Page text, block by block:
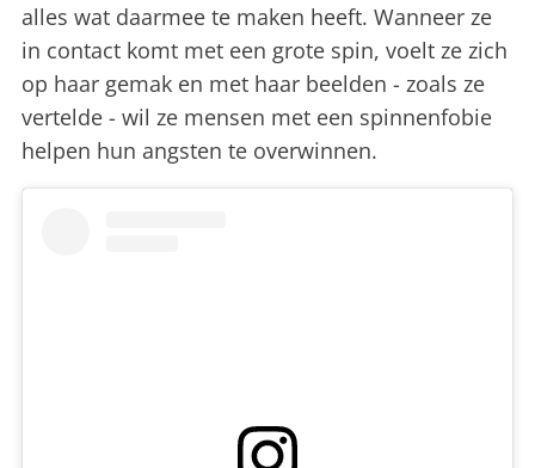
alles wat daarmee te maken heeft. Wanneer ze
in contact komt met een grote spin, voelt ze zich
op haar gemak en met haar beelden - zoals ze
vertelde - wil ze mensen met een spinnenfobie
helpen hun angsten te overwinnen.